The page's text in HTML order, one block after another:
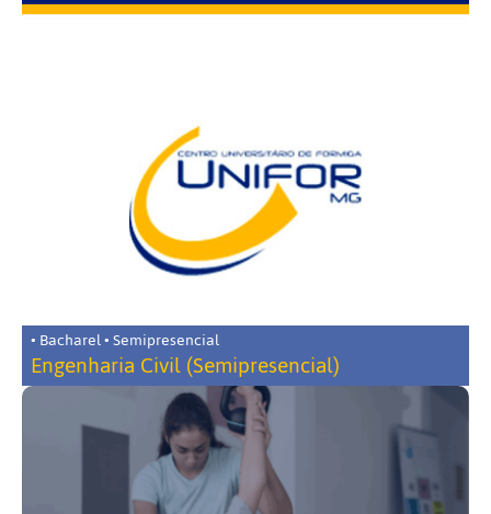
• Bacharel • Semipresencial
Engenharia Civil (Semipresencial)